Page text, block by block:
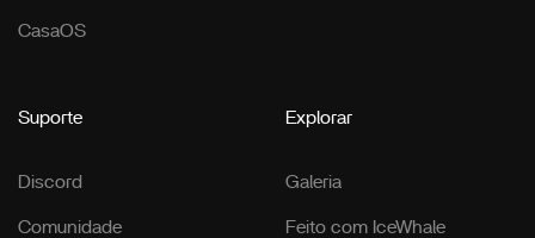
CasaOS
Suporte
Discord
Comunidade
Explorar
Galeria
Feito com IceWhale